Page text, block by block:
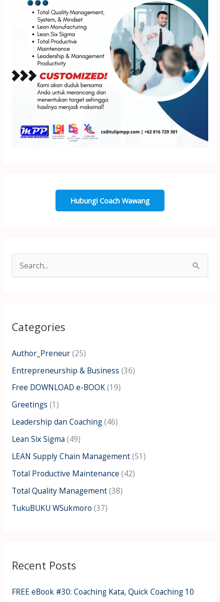
Hubungi Coach Wawang
c
f
o
r
:
Categories
Author_Preneur(25)
Entrepreneurship & Business (36)
Free DOWNLOAD e-BOOK(19)
Greetings (1)
Leadership dan Coaching(46)
Lean Six Sigma (49)
LEAN Supply Chain Management(51)
Total Productive Maintenance (42)
Total Quality Management(38)
TukuBUKU WSukmoro (37)
Recent Posts
FREE eBook #30: Coaching Kata, Quick Coaching 10